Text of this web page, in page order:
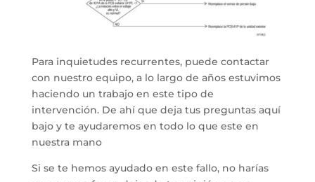
Para inquietudes recurrentes, puede contactar
con nuestro equipo, a lo largo de años estuvimos
haciendo un trabajo en este tipo de
intervención. De ahí que deja tus preguntas aquí
bajo y te ayudaremos en todo lo que este en
nuestra mano
Si se te hemos ayudado en este fallo, no harías